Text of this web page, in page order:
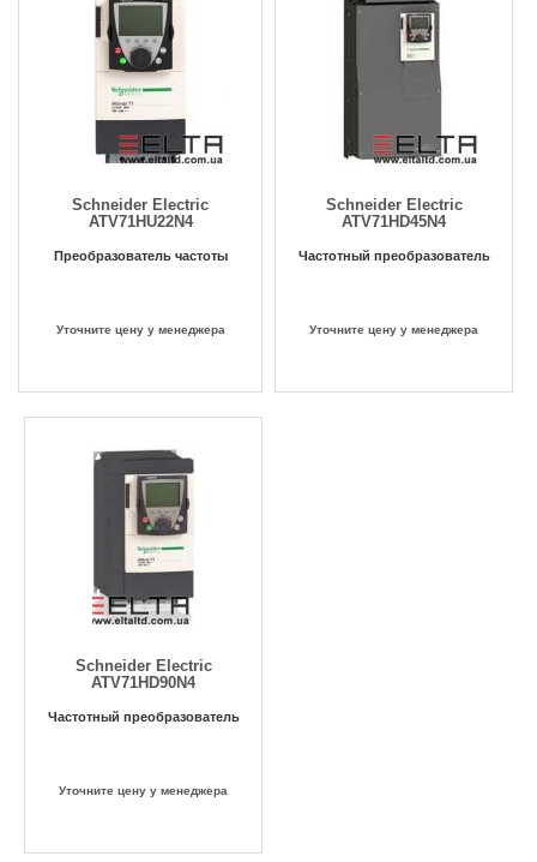
Schneider Electric
ATV71HU22N4
Преобразователь частоты
Уточните цену у менеджера
Schneider Electric
ATV71HD45N4
Частотный преобразователь
Уточните цену у менеджера
Schneider Electric
ATV71HD90N4
Частотный преобразователь
Уточните цену у менеджера